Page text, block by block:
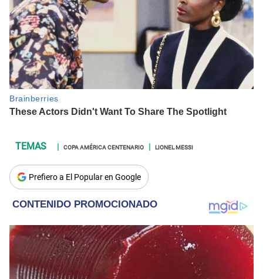
COPA AMÉRICA CENTENARIO LIONEL MESSI
Prefiero a El Popular en Google